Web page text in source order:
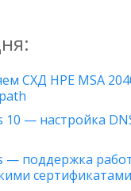
СХД HPE MSA
10 — настройка
— поддержка
сертификатами